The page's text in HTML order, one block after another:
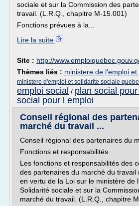
sociale et sur la Commission des
travail. (L.R.Q., chapitre M-15.001)
Fonctions prévues à la...
Lire la suite
Site : http://
Thèmes liés : ministere de l'emploi
ministere d'emploi et solidarite sociale
emploi social / plan social
social pour l emploi
Conseil régional des
marché du travail ...
Conseil régional des partenaires du
Fonctions et responsabilités
Les fonctions et responsabilités des
des partenaires du marché du travail
en vertu de la Loi sur le ministère de
Solidarité sociale et sur la
marché du travail. (L.R.Q., chapitre